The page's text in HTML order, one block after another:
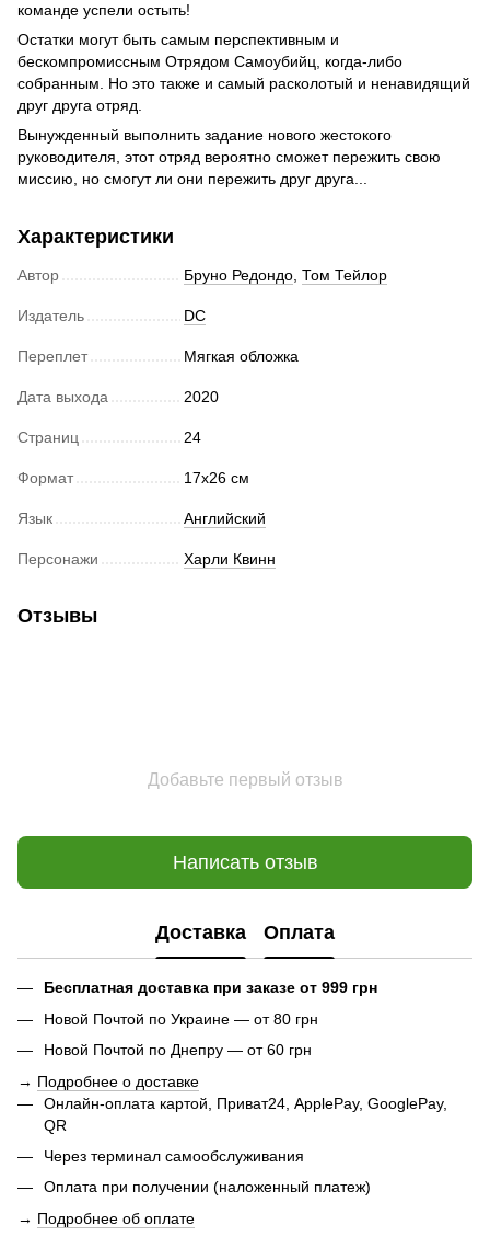
команде успели остыть!
Остатки могут быть самым перспективным и
бескомпромиссным Отрядом Самоубийц, когда-либо
собранным. Но это также и самый расколотый и ненавидящий
друг друга отряд.
Вынужденный выполнить задание нового жестокого
руководителя, этот отряд вероятно сможет пережить свою
миссию, но смогут ли они пережить друг друга...
Характеристики
Автор Бруно Редондо, Том Тейлор
Издатель DC
Переплет Мягкая обложка
Дата выхода 2020
Страниц 24
Формат 17х26 см
Язык Английский
Персонажи Харли Квинн
Отзывы
Добавьте первый отзыв
Написать отзыв
Доставка Оплата
Бесплатная доставка при заказе от 999 грн
Новой Почтой по Украине — от 80 грн
Новой Почтой по Днепру — от 60 грн
→ Подробнее о доставке
Онлайн-оплата картой, Приват24, ApplePay, GooglePay,
QR
Через терминал самообслуживания
Оплата при получении (наложенный платеж)
→ Подробнее об оплате